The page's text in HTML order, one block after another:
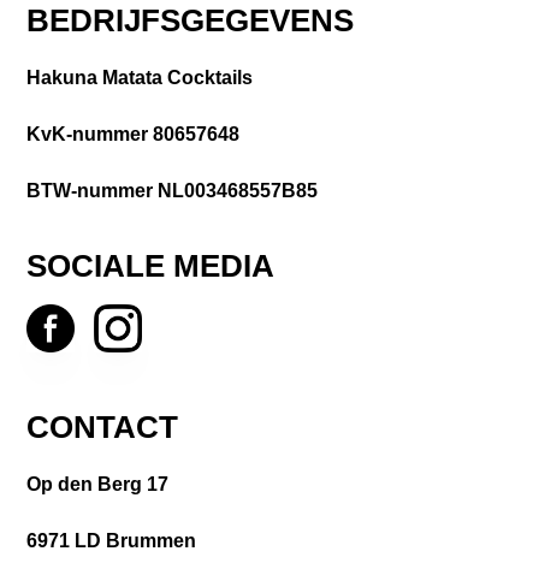
BEDRIJFSGEGEVENS
Hakuna Matata Cocktails
KvK-nummer 80657648
BTW-nummer NL003468557B85
SOCIALE MEDIA
CONTACT
Op den Berg 17
6971 LD Brummen